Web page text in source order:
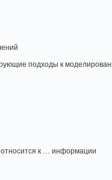
подходы к
к … информации